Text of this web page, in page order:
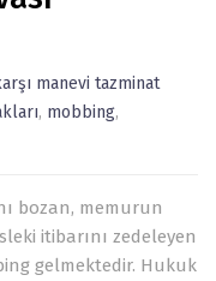
manevi tazminat
, mobbing,
bozan, memurun
itibarını zedeleyen
gelmektedir. Hukuk